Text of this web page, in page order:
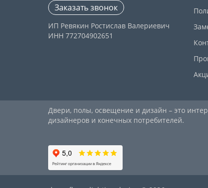
Заказать звонок
ИП Ревякин Ростислав Валериевич
ИНН 772704902651
Двери, полы, освещение и дизайн – это
дизайнеров и конечных потребителей.